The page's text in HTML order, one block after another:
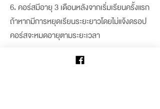
6. คอร์สมีอายุ 3 เดือนหลังจากเริ่มเรียนครั้งแรก
ถ้าหากมีการหยุดเรียนระยะยาวโดยไม่แจ้งดรอป
คอร์สจะหมดอายุตามระยะเวลา
7. กรณีแจ้งขอดรอปเรียน ทำได้ 1 ครั้งต่อ 1